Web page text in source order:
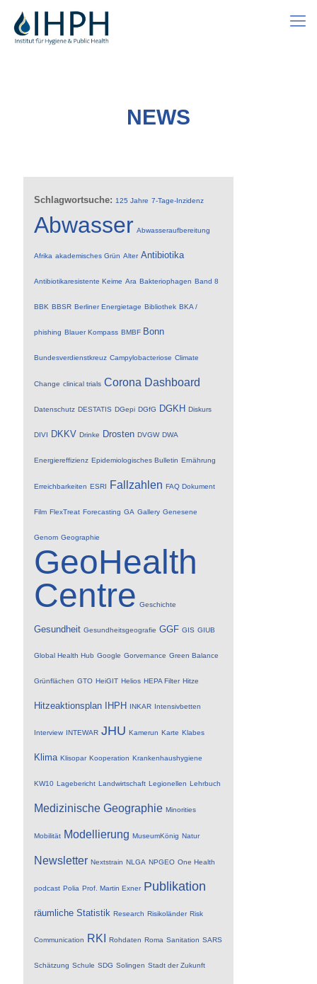
NEWS
Schlagwortsuche: 125 Jahre 7-Tage-Inzidenz
Abwasser Abwasseraufbereitung
Afrika akademisches Grün Alter Antibiotika
Antibiotikaresistente Keime Ara Bakteriophagen Band 8
BBK BBSR Berliner Energietage Bibliothek BKA /
phishing Blauer Kompass BMBF Bonn
Bundesverdienstkreuz Campylobacteriose Climate
Change clinical trials Corona Dashboard
Datenschutz DESTATIS DGepi DGfG DGKH Diskurs
DIVI DKKV Drinke Drosten DVGW DWA
Energiereffizienz Epidemiologisches Bulletin Ernährung
Erreichbarkeiten ESRI Fallzahlen FAQ Dokument
Film FlexTreat Forecasting GA Gallery Genesene
Genom Geographie
GeoHealth
Centre Geschichte
Gesundheit Gesundheitsgeografie GGF GIS GIUB
Global Health Hub Google Gorvernance Green Balance
Grünflächen GTO HeiGIT Helios HEPA Filter Hitze
Hitzeaktionsplan IHPH INKAR Intensivbetten
Interview INTEWAR JHU Kamerun Karte Klabes
Klima Klisopar Kooperation Krankenhaushygiene
KW10 Lagebericht Landwirtschaft Legionellen Lehrbuch
Medizinische Geographie Minorities
Mobilität Modellierung MuseumKönig Natur
Newsletter Nextstrain NLGA NPGEO One Health
podcast Polia Prof. Martin Exner Publikation
räumliche Statistik Research Risikoländer Risk
Communication RKI Rohdaten Roma Sanitation SARS
Schätzung Schule SDG Solingen Stadt der Zukunft